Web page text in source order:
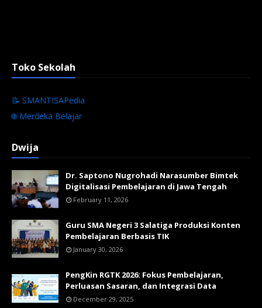
Toko Sekolah
📝 SMANTISAPedia
🌐 Merdeka Belajar
Dwija
Dr. Saptono Nugrohadi Narasumber Bimtek
Digitalisasi Pembelajaran di Jawa Tengah
February 11, 2026
Guru SMA Negeri 3 Salatiga Produksi Konten
Pembelajaran Berbasis TIK
January 30, 2026
PengKin RGTK 2026: Fokus Pembelajaran,
Perluasan Sasaran, dan Integrasi Data
December 29, 2025